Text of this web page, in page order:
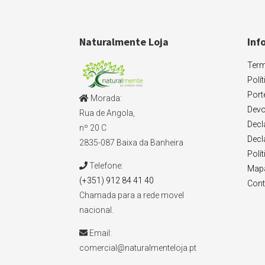
Naturalmente Loja
Morada:
Rua de Angola,
nº 20 C
2835-087 Baixa da Banheira
Telefone:
(+351) 912 84 41 40
Chamada para a rede movel
nacional.
Email:
comercial@naturalmenteloja.pt